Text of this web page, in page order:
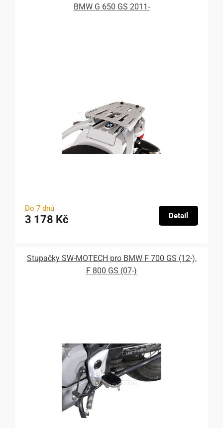
BMW G 650 GS 2011-
Do 7 dnů
3 178 Kč Detail
Stupačky SW-MOTECH pro BMW F 700 GS (12-),
F 800 GS (07-)